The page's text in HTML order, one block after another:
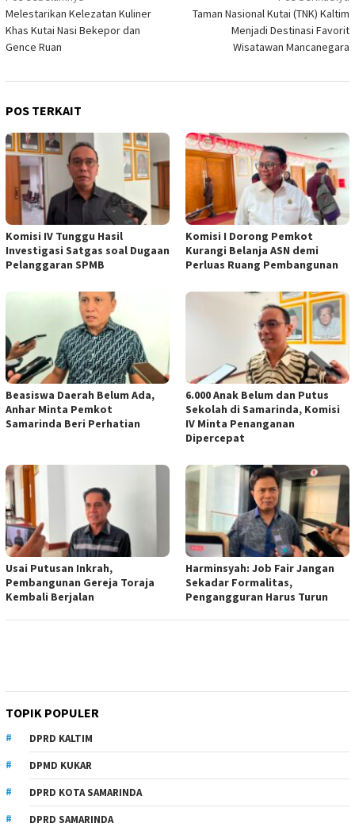
pos
Melestarikan Kelezatan Kuliner
Khas Kutai Nasi Bekepor dan
Gence Ruan
Taman Nasional Kutai (TNK) Kaltim
Menjadi Destinasi Favorit
Wisatawan Mancanegara
POS TERKAIT
Komisi IV Tunggu Hasil
Investigasi Satgas soal Dugaan
Pelanggaran SPMB
Komisi I Dorong Pemkot
Kurangi Belanja ASN demi
Perluas Ruang Pembangunan
Beasiswa Daerah Belum Ada,
Anhar Minta Pemkot
Samarinda Beri Perhatian
6.000 Anak Belum dan Putus
Sekolah di Samarinda, Komisi
IV Minta Penanganan
Dipercepat
Usai Putusan Inkrah,
Pembangunan Gereja Toraja
Kembali Berjalan
Harminsyah: Job Fair Jangan
Sekadar Formalitas,
Pengangguran Harus Turun
TOPIK POPULER
DPRD KALTIM
DPMD KUKAR
DPRD KOTA SAMARINDA
DPRD SAMARINDA